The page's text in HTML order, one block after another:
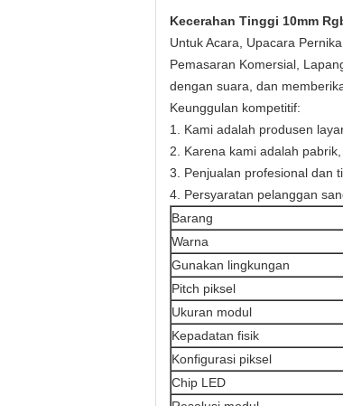
Kecerahan Tinggi 10mm
Untuk Acara, Upacara
Pemasaran Komersial,
dengan suara, dan
Keunggulan kompetitif:
1. Kami adalah produsen
2. Karena kami adalah
3. Penjualan profesional dan
4. Persyaratan pelanggan
Barang
Warna
Gunakan lingkungan
Pitch piksel
Ukuran modul
Kepadatan fisik
Konfigurasi piksel
Chip LED